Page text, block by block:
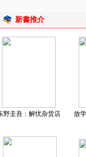
新書推介
野圭吾：解忧杂货店 放